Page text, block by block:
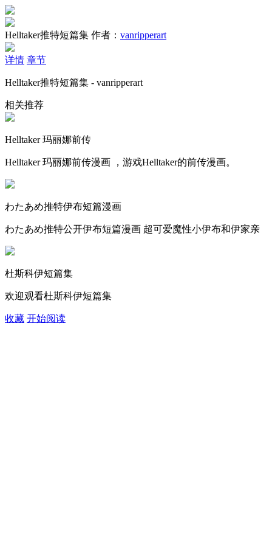
Helltaker推特短篇集 作者： vanripperart
详情 章节
Helltaker推特短篇集 - vanripperart
相关推荐
Helltaker 玛丽娜前传
Helltaker 玛丽娜前传漫画 ，游戏Helltaker的前传漫画。
わたあめ推特伊布短篇漫画
わたあめ推特公开伊布短篇漫画 超可爱魔性小伊布和伊家亲
杜斯科伊短篇集
欢迎观看杜斯科伊短篇集
收藏 开始阅读